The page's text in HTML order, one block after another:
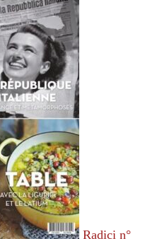
Radici n°